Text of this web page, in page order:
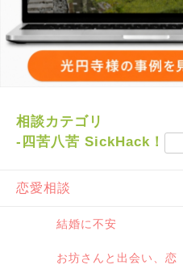
相談カテゴリ
-四苦八苦 SickHack！
恋愛相談
結婚に不安
お坊さんと出会い、恋